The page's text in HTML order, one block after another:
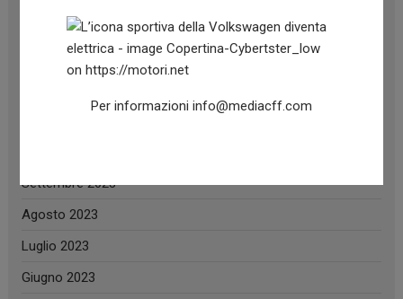
Febbraio 2024
Gennaio 2024
Settembre 2023
Agosto 2023
Luglio 2023
Giugno 2023
Per informazioni info@mediacff.com